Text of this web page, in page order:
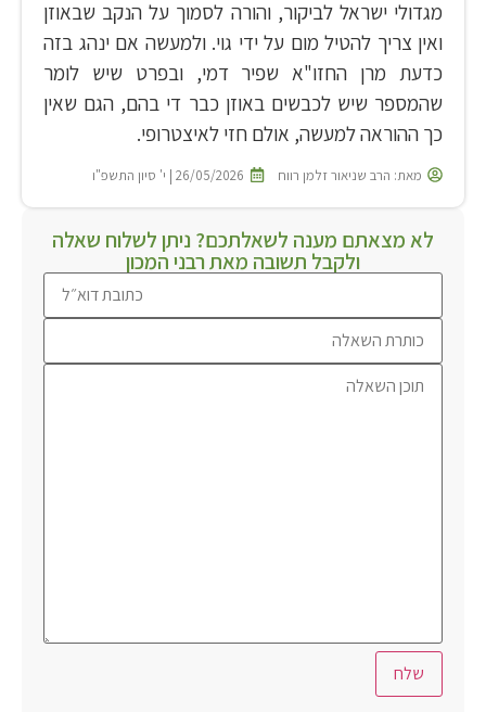
מגדולי ישראל לביקור, והורה לסמוך על הנקב שבאוזן
ואין צריך להטיל מום על ידי גוי. ולמעשה אם ינהג בזה
כדעת מרן החזו"א שפיר דמי, ובפרט שיש לומר
שהמספר שיש לכבשים באוזן כבר די בהם, הגם שאין
כך ההוראה למעשה, אולם חזי לאיצטרופי.
מאת: הרב שניאור זלמן רווח 26/05/2026 | י' סיון התשפ"ו
לא מצאתם מענה לשאלתכם? ניתן לשלוח שאלה
ולקבל תשובה מאת רבני המכון